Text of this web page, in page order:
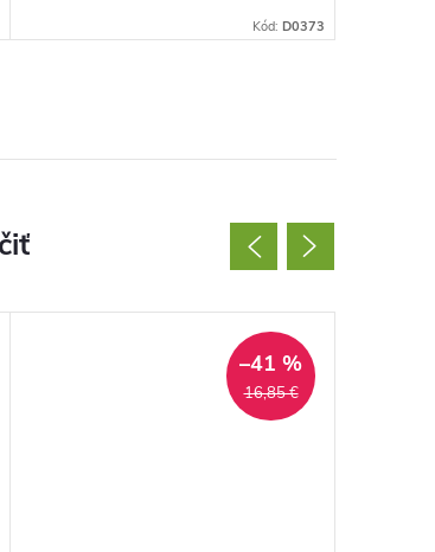
Kód: D0373
16,85 €
–41 %